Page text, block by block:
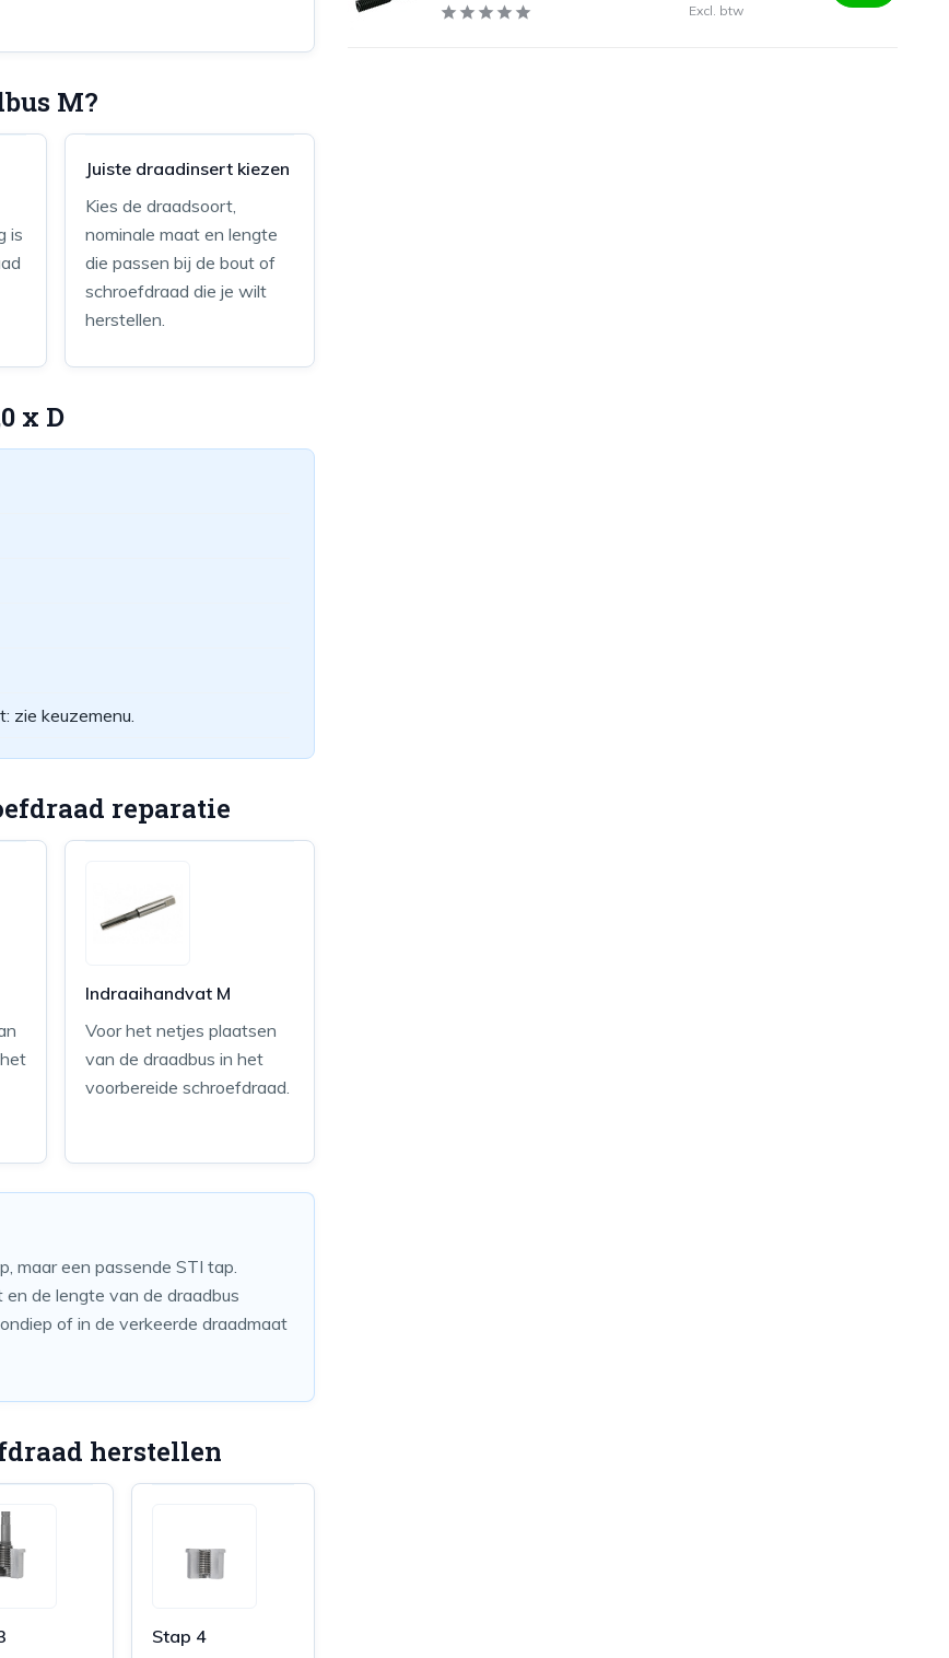
M?
is
Juiste draadinsert kiezen
Kies de draadsoort,
nominale maat en lengte
die passen bij de bout of
schroefdraad die je wilt
herstellen.
x D
zie keuzemenu.
reparatie
Indraaihandvat M
Voor het netjes plaatsen
van de draadbus in het
voorbereide schroefdraad.
maar een passende STI tap.
de lengte van de draadbus
of in de verkeerde draadmaat
herstellen
Stap 4
Excl. btw